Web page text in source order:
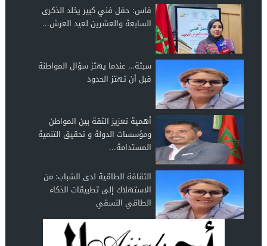
فاس: حفل فني كبير يخلد الذكرى
السابعة والعشرين لعيد العرش...
سبتة… عندما يهتز سؤال المواطنة
قبل أن تهتز الحدود
أهمية تعزيز الثقة بين المواطن
ومؤسسات الدولة و تحقيق التنمية
المستدامة...
الثقافة الطاقية لدى الشباب: من
الاستهلاك إلى تطبيقات الذكاء
الطاقي النسقي